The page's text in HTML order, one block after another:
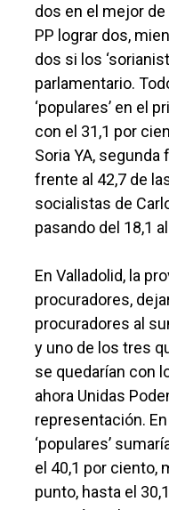
dos en el mejor
PP lograr dos,
dos si los
parlamentario.
‘populares’ en el
con el 31,1 por
Soria YA,
frente al 42,7 de
socialistas de
pasando del 18,1
En Valladolid, la
procuradores,
procuradores al
y uno de los tres
se quedarían con
ahora Unidas
representación.
‘populares’
el 40,1 por ciento,
punto, hasta el